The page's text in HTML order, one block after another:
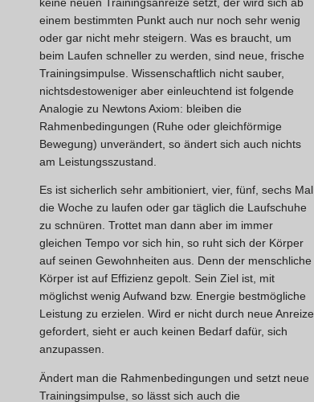
einem bestimmten Punkt auch nur noch sehr wenig
oder gar nicht mehr steigern. Was es braucht, um
beim Laufen schneller zu werden, sind neue, frische
Trainingsimpulse. Wissenschaftlich nicht sauber,
nichtsdestoweniger aber einleuchtend ist folgende
Analogie zu Newtons Axiom: bleiben die
Rahmenbedingungen (Ruhe oder gleichförmige
Bewegung) unverändert, so ändert sich auch nichts
am Leistungsszustand.
Es ist sicherlich sehr ambitioniert, vier, fünf, sechs Mal
die Woche zu laufen oder gar täglich die Laufschuhe
zu schnüren. Trottet man dann aber im immer
gleichen Tempo vor sich hin, so ruht sich der Körper
auf seinen Gewohnheiten aus. Denn der menschliche
Körper ist auf Effizienz gepolt. Sein Ziel ist, mit
möglichst wenig Aufwand bzw. Energie bestmögliche
Leistung zu erzielen. Wird er nicht durch neue Anreize
gefordert, sieht er auch keinen Bedarf dafür, sich
anzupassen.
Ändert man die Rahmenbedingungen und setzt neue
Trainingsimpulse, so lässt sich auch die